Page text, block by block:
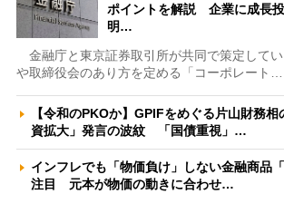
ポイントを解説 企業に成長
明…
金融庁と東京証券取引所が共同で策定して
や取締役会のあり方を定める「コーポレート…
【令和のPKOか】GPIFをめぐる片山財務
資拡大」発言の波紋 「国債重視」…
インフレでも「物価負け」しない金融商品
注目 元本が物価の動きに合わせ…